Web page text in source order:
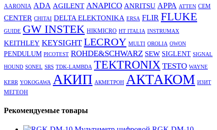
AARONIA ADA AGILENT ANAPICO ANRITSU APPA ATTEN CEM
CENTER CHITAI DELTA ELEKTONIKA ERSA FLIR FLUKE
GUIDE GW INSTEK HIKMICRO HT ITALIA INSTRUMAX
KEITHLEY KEYSIGHT LECROY MULTI OROLIA OWON
PENDULUM PICOTEST ROHDE&SCHWARZ SEW SIGLENT SIGNAL
HOUND SONEL SRS TDK-LAMBDA TEKTRONIX TESTO WAYNE
KERR YOKOGAWA АКИП АКМЕТРОН АКТАКОМ ИЗИТ
МЕГЕОН
Рекомендуемые товары